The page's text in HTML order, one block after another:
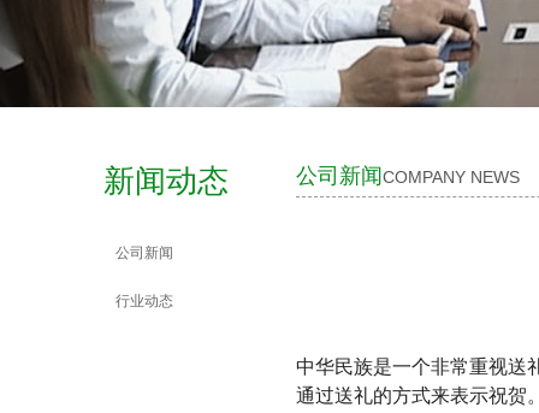
新闻动态
公司新闻
行业动态
公司新闻COMPANY NEWS
中华民族是一个非常重视送礼的民族
通过送礼的方式来表示祝贺